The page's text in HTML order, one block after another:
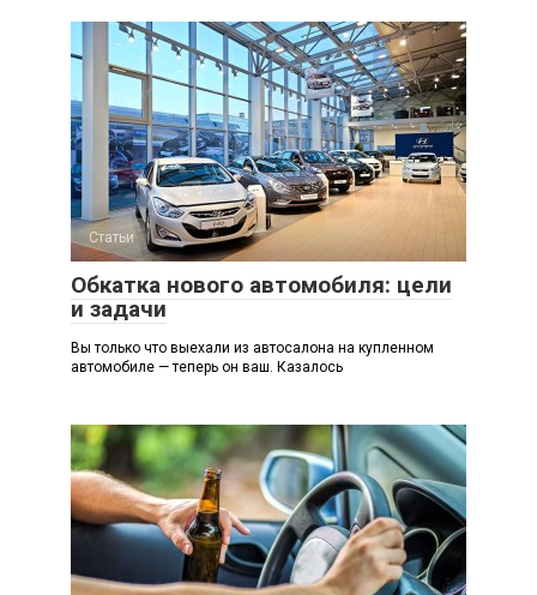
Статьи
Обкатка нового автомобиля: цели
и задачи
Вы только что выехали из автосалона на купленном
автомобиле — теперь он ваш. Казалось